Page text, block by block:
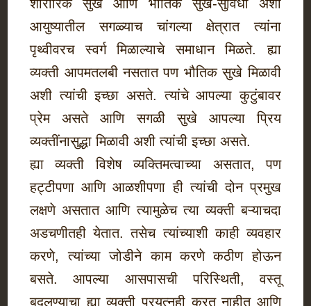
शारीरिक सुख आणि भौतिक सुख-सुविधा अशा
आयुष्यातील सगळ्याच चांगल्या क्षेत्रात त्यांना
पृथ्वीवरच स्वर्ग मिळाल्याचे समाधान मिळते. ह्या
व्यक्ती आपमतलबी नसतात पण भौतिक सुखे मिळावी
अशी त्यांची इच्छा असते. त्यांचे आपल्या कुटुंबावर
प्रेम असते आणि सगळी सुखे आपल्या प्रिय
व्यक्तींनासुद्धा मिळावी अशी त्यांची इच्छा असते.
ह्या व्यक्ती विशेष व्यक्तिमत्वाच्या असतात, पण
हट्टीपणा आणि आळशीपणा ही त्यांची दोन प्रमुख
लक्षणे असतात आणि त्यामुळेच त्या व्यक्ती बऱ्याचदा
अडचणीतही येतात. तसेच त्यांच्याशी काही व्यवहार
करणे, त्यांच्या जोडीने काम करणे कठीण होऊन
बसते. आपल्या आसपासची परिस्थिती, वस्तू
बदलण्याचा ह्या व्यक्ती प्रयत्नही करत नाहीत आणि